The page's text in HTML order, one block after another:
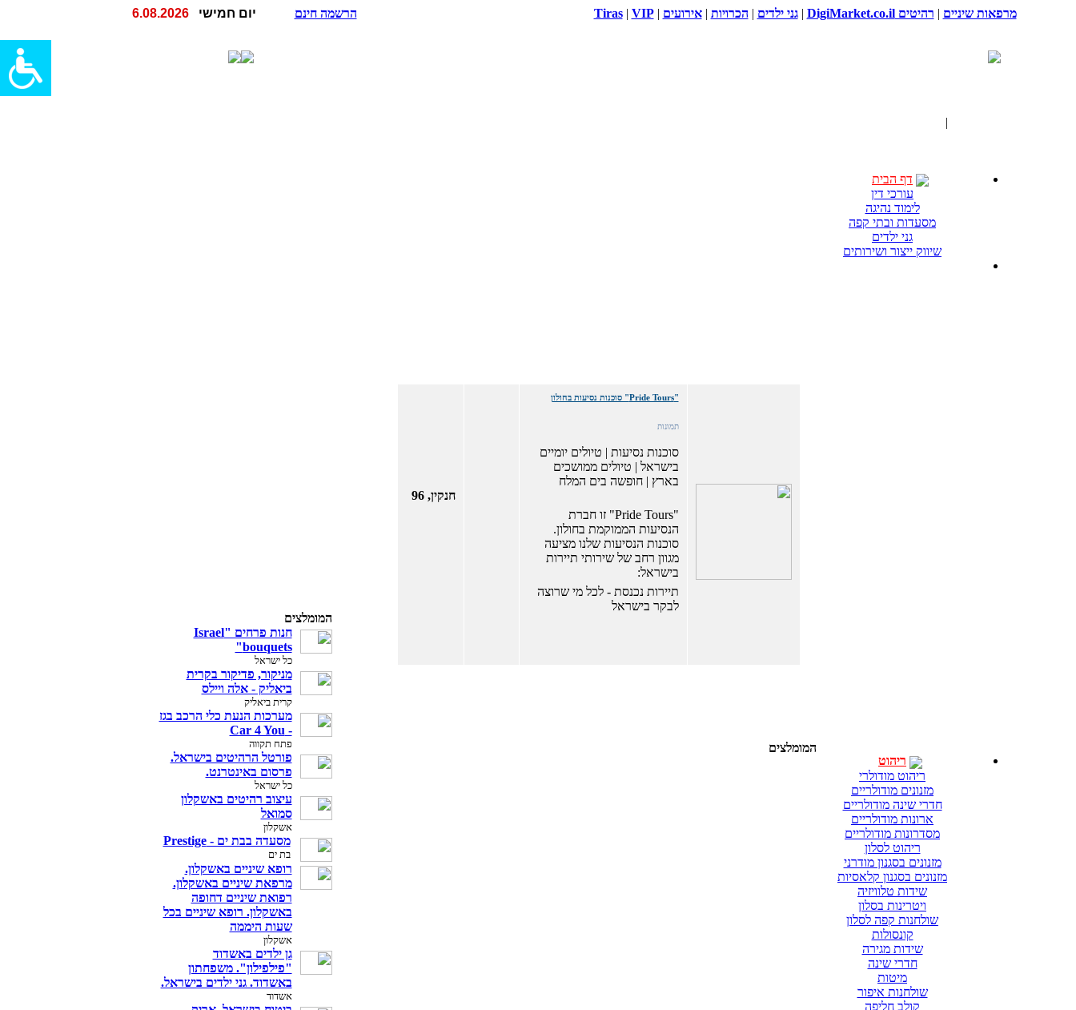
מרפאות שיניים | רהיטים DigiMarket.co.il |גני ילדים | הכרויות |אירועים |
Tiras| VIP הרשמה חינם יום חמישי 6.08.2026
|
דף הבית
עורכי דין
לימוד נהיגה
מסעדות ובתי קפה
גני ילדים
שיווק ייצור ושירותים
ריהוט
ריהוט מודולרי
מזנונים מודולריים
חדרי שינה מודולריים
ארונות מודולריים
מסדרונות מודולריים
ריהוט לסלון
מזנונים בסגנון מודרני
מזנונים בסגנון קלאסיות
שידות טלוויזיה
ויטרינות בסלון
שולחנות קפה לסלון
קונסולות
שידות מגירה
חדרי שינה
מיטות
שולחנות איפור
קולב חליפה
"Pride Tours" סוכנות נסיעות בחולון
תמונות
סוכנות נסיעות | טיולים יומיים
בישראל | טיולים ממושכים
בארץ | חופשה בים המלח
"Pride Tours" זו חברת
הנסיעות הממוקמת בחולון.
סוכנות הנסיעות שלנו מציעה
מגוון רחב של שירותי תיירות
בישראל:
תיירות נכנסת - לכל מי שרוצה
לבקר בישראל
חנקין, 96
המומלצים
המומלצים
חנות פרחים "Israel
bouquets"
כל ישראל
מניקור, פדיקור בקרית
ביאליק - אלה ויילס
קרית ביאליק
מערכות הנעת כלי הרכב בגז
- Car 4 You
פתח תקווה
פורטל הרהיטים בישראל.
פרסום באינטרנט.
כל ישראל
עיצוב רהיטים באשקלון
סמואל
אשקלון
מסעדה בבת ים - Prestige
בת ים
רופא שיניים באשקלון.
מרפאת שיניים באשקלון.
רפואת שיניים דחופה
באשקלון. רופא שיניים בכל
שעות היממה
אשקלון
גן ילדים באשדוד
"פילפילון". משפחתון
באשדוד. גני ילדים בישראל.
אשדוד